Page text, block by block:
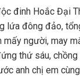
đinh Hoắc Đại
lứa đông đảo,
mấy người, may
thứ sáu,
anh chị em